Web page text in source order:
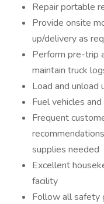
Repair portable
Provide onsite
up/delivery as
Perform pre-trip
maintain truck
Load and unload
Fuel vehicles
Frequent
supplies needed
Excellent
facility
Follow all safety